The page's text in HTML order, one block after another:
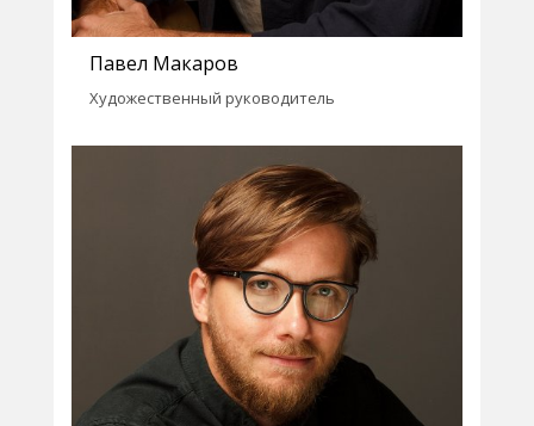
Павел Макаров
Художественный руководитель